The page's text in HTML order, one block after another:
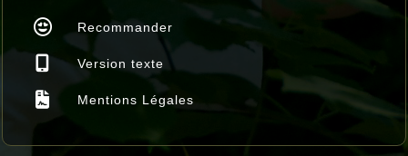
Recommander
Version texte
Mentions Légales